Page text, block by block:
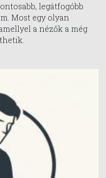
legátfogóbb
Most egy olyan
a nézők a még